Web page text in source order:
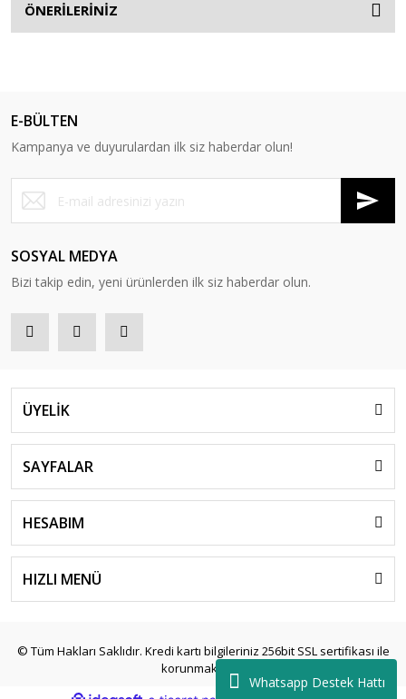
Whatsapp Destek Hattı
ÖNERİLERİNİZ
E-BÜLTEN
Kampanya ve duyurulardan ilk siz haberdar olun!
SOSYAL MEDYA
Bizi takip edin, yeni ürünlerden ilk siz haberdar olun.
ÜYELİK
SAYFALAR
HESABIM
HIZLI MENÜ
© Tüm Hakları Saklıdır. Kredi kartı bilgileriniz 256bit SSL sertifikası ile
korunmaktadır.